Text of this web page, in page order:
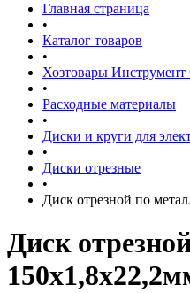
Главная страница
•
Каталог товаров
•
Хозтовары Инструмент
•
Расходные материалы
•
Диски и круги для
•
Диски отрезные
•
Диск отрезной по
Диск